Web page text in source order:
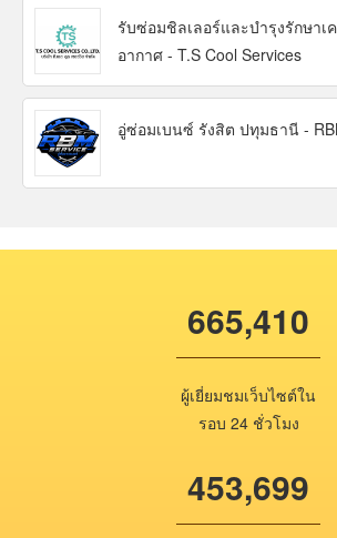
รับซ่อมชิลเลอร์และบำรุงรักษาเ
อากาศ - T.S Cool Services
อู่ซ่อมเบนซ์ รังสิต ปทุมธานี -
665,410
ผู้เยี่ยมชมเว็บไซต์ใน
รอบ 24 ชั่วโมง
453,699